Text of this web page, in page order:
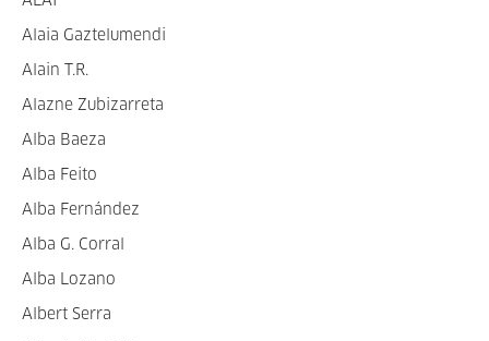
Alaia Gaztelumendi
Alain T.R.
Alazne Zubizarreta
Alba Baeza
Alba Feito
Alba Fernández
Alba G. Corral
Alba Lozano
Albert Serra